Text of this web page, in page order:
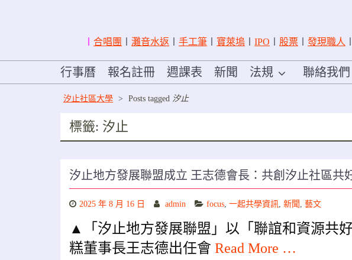
合唱團 灘音水返 手工筆 寶萊塢 IPO 股票 發現職人
行事曆 報名註冊 週課表 新聞 法規 聯絡我們
汐止社區大學 > Posts tagged 汐止
標籤: 汐止
汐止地方發展聯盟成立 王志德會長：共創汐止社區共
2025 年 8 月 16 日 admin focus, 一起共學資訊, 新聞 , 藝文
▲「汐止地方發展聯盟」以「聯誼和資源共
糕董事長王志德出任會 Read More …